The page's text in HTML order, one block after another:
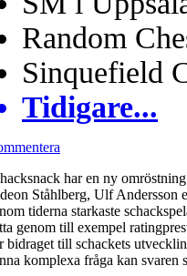
Random
Sinquefield
Tidigare...
har en ny
Ståhlberg, Ulf Andersson
tiderna starkaste
genom till exempel
bidraget till schackets
komplexa fråga kan svaren